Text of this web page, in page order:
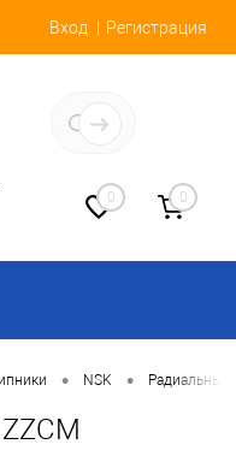
Вход Регистрация
0 0
• NSK •